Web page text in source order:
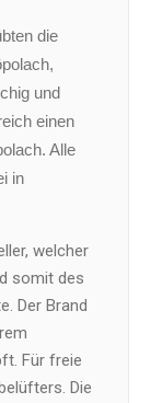
die
und
einen
Alle
in
welcher
somit des
Der Brand
Für freie
Die